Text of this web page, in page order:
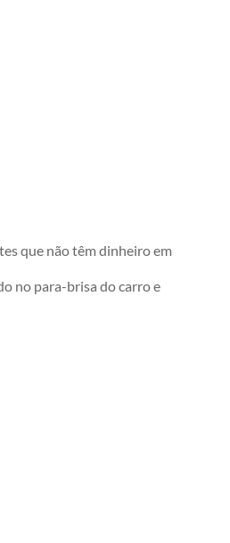
que não têm dinheiro em
no para-brisa do carro e